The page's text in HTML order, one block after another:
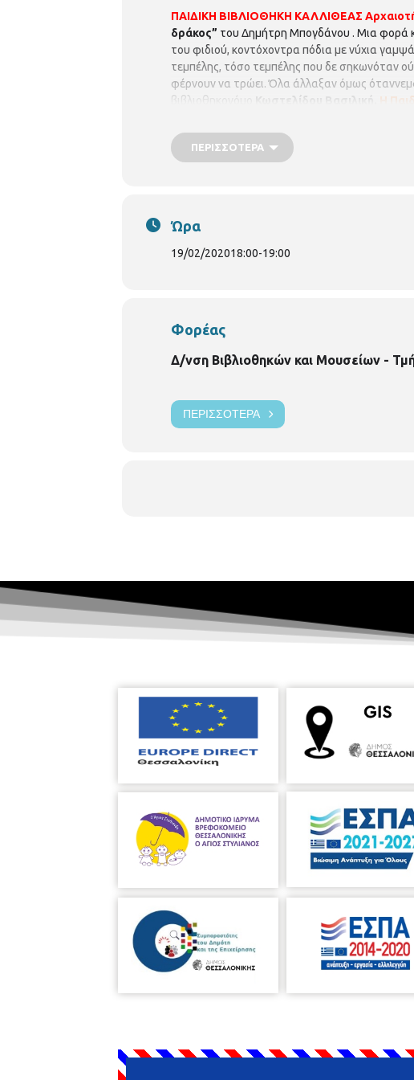
ΠΑΙΔΙΚΗ ΒΙΒΛΙΟΘΗΚΗ ΚΑΛΛΙΘΕΑΣ
δράκος” του Δημήτρη Μπογδάνου . Μια φορά
του φιδιού, κοντόχοντρα πόδια με νύχια
τεμπέλης, τόσο τεμπέλης που δε σηκωνόταν
φέρνουν να τρώει. Όλα άλλαξαν όμως
βιβλιοθηκονόμο
Κωστελίδου Βασιλική. Η
θα υπάρξει λίστα αναμονής σε περίπτωση
ΠΕΡΙΣΣΌΤΕΡΑ
Ώρα
19/02/202018:00-19:00
Φορέας
Δ/νση Βιβλιοθηκών και Μουσείων -
ΠΕΡΙΣΣΌΤΕΡΑ